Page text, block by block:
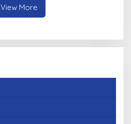
View More